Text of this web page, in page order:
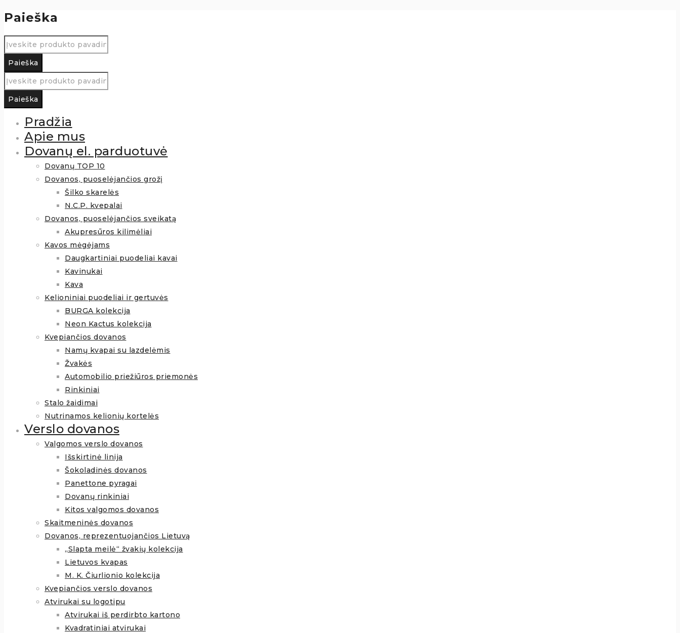
Paieška
Pradžia
Apie mus
Dovanų el. parduotuvė
Dovanų TOP 10
Dovanos, puoselėjančios grožį
Šilko skarelės
N.C.P. kvepalai
Dovanos, puoselėjančios sveikatą
Akupresūros kilimėliai
Kavos mėgėjams
Daugkartiniai puodeliai kavai
Kavinukai
Kava
Kelioniniai puodeliai ir gertuvės
BURGA kolekcija
Neon Kactus kolekcija
Kvepiančios dovanos
Namų kvapai su lazdelėmis
Žvakės
Automobilio priežiūros priemonės
Rinkiniai
Stalo žaidimai
Nutrinamos kelionių kortelės
Verslo dovanos
Valgomos verslo dovanos
Išskirtinė linija
Šokoladinės dovanos
Panettone pyragai
Dovanų rinkiniai
Kitos valgomos dovanos
Skaitmeninės dovanos
Dovanos, reprezentuojančios Lietuvą
„Slapta meilė“ žvakių kolekcija
Lietuvos kvapas
M. K. Čiurlionio kolekcija
Kvepiančios verslo dovanos
Atvirukai su logotipu
Atvirukai iš perdirbto kartono
Kvadratiniai atvirukai